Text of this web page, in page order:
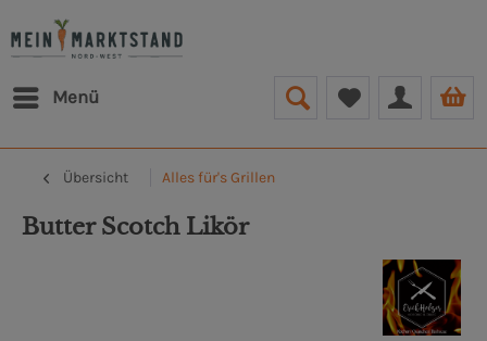
Menü
Übersicht Alles für's Grillen
But­ter Scotch Likör